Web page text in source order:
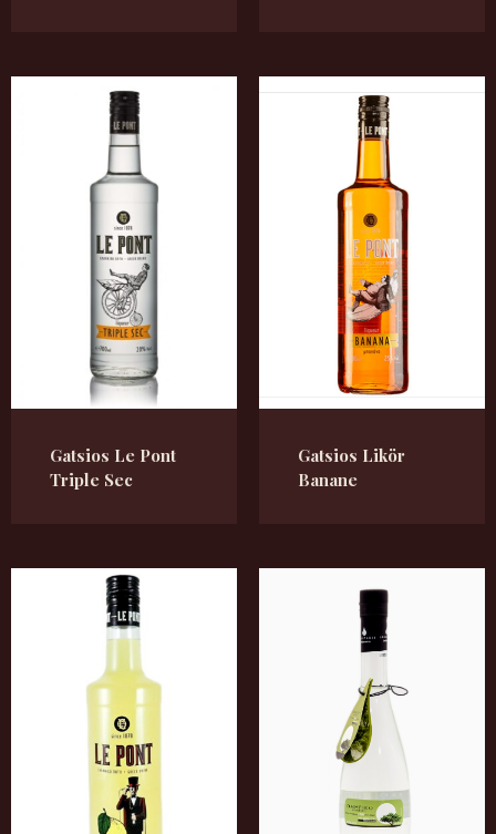
Gatsios Le Pont
Triple Sec
Gatsios Likör
Banane